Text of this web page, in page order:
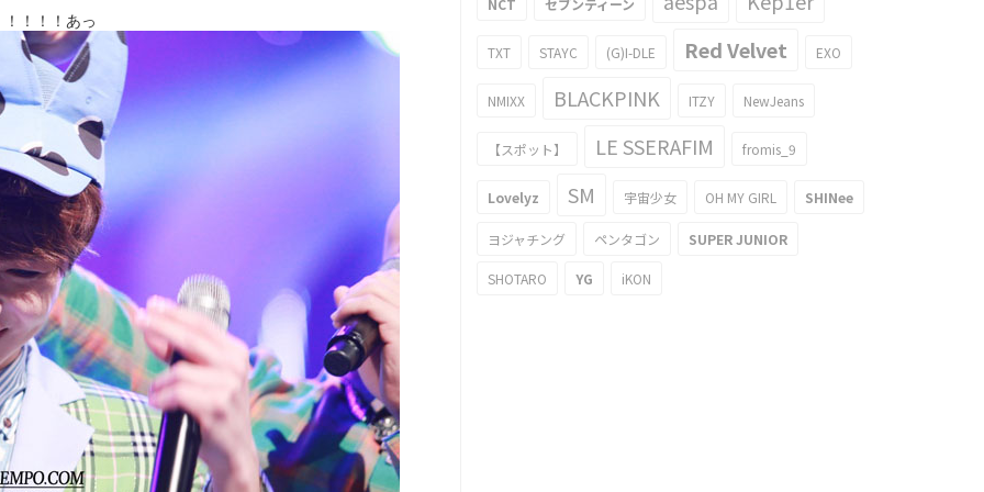
！！！あっ
NCT セブンティーン
TXT STAYC (G)I-DLE Red Velvet EXO
NMIXX BLACKPINK ITZY NewJeans
【スポット】 LE SSERAFIM fromis_9
Lovelyz SM 宇宙少女 OH MY GIRL SHINee
ヨジャチング ペンタゴン SUPER JUNIOR
SHOTARO YG iKON